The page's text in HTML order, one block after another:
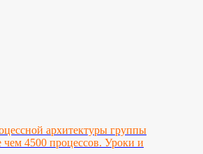
архитектуры группы
чем 4500 процессов. Уроки и